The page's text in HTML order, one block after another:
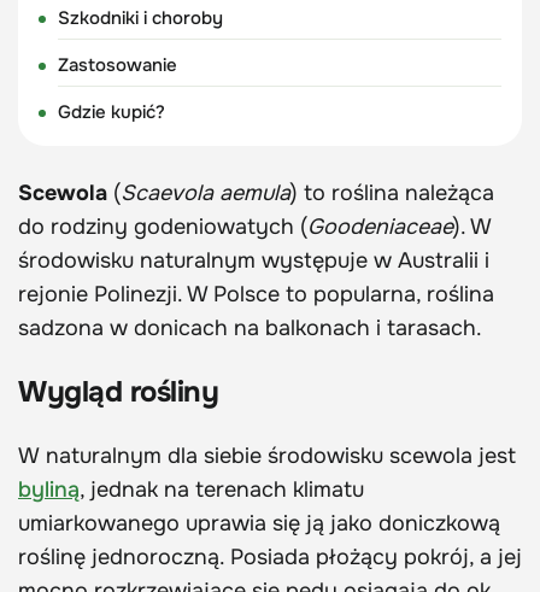
Szkodniki i choroby
Zastosowanie
Gdzie kupić?
Scewola (Scaevola aemula) to roślina należąca
do rodziny godeniowatych (Goodeniaceae). W
środowisku naturalnym występuje w Australii i
rejonie Polinezji. W Polsce to popularna, roślina
sadzona w donicach na balkonach i tarasach.
Wygląd rośliny
W naturalnym dla siebie środowisku scewola jest
byliną, jednak na terenach klimatu
umiarkowanego uprawia się ją jako doniczkową
roślinę jednoroczną. Posiada płożący pokrój, a jej